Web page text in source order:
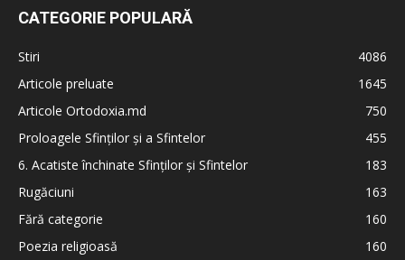
CATEGORIE POPULARĂ
Stiri
4086
Articole preluate
1645
Articole Ortodoxia.md
750
Proloagele Sfinților și a Sfintelor
455
6. Acatiste închinate Sfinților și Sfintelor
183
Rugăciuni
163
Fără categorie
160
Poezia religioasă
160